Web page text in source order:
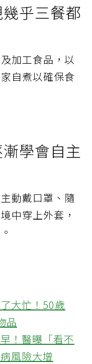
乎三餐都
加工食品，以
自煮以確保食
學會自主
動戴口罩、隨
中穿上外套，
大忙！50歲
品
！醫曝「看不
風險大增